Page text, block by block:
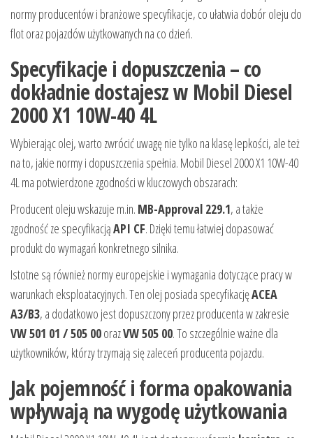
normy producentów i branżowe specyfikacje, co ułatwia dobór oleju do
flot oraz pojazdów użytkowanych na co dzień.
Specyfikacje i dopuszczenia – co
dokładnie dostajesz w Mobil Diesel
2000 X1 10W-40 4L
Wybierając olej, warto zwrócić uwagę nie tylko na klasę lepkości, ale też
na to, jakie normy i dopuszczenia spełnia. Mobil Diesel 2000 X1 10W-40
4L ma potwierdzone zgodności w kluczowych obszarach:
Producent oleju wskazuje m.in. MB-Approval 229.1, a także
zgodność ze specyfikacjąAPI CF. Dzięki temu łatwiej dopasować
produkt do wymagań konkretnego silnika.
Istotne są również normy europejskie i wymagania dotyczące pracy w
warunkach eksploatacyjnych. Ten olej posiada specyfikacjęACEA
A3/B3, a dodatkowo jest dopuszczony przez producenta w zakresie
VW 501 01 / 505 00orazVW 505 00. To szczególnie ważne dla
użytkowników, którzy trzymają się zaleceń producenta pojazdu.
Jak pojemność i forma opakowania
wpływają na wygodę użytkowania